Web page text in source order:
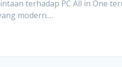
terhadap PC All in One
modern.…